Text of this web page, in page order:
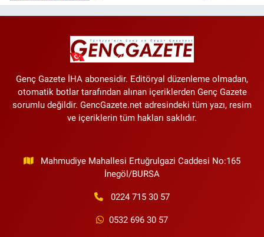
Karacabey’den izlenecek
Genç Gazete İHA abonesidir. Editöryal düzenleme olmadan,
otomatik botlar tarafından alınan içeriklerden Genç Gazete
sorumlu değildir. GencGazete.net adresindeki tüm yazı, resim
ve içeriklerin tüm hakları saklıdır.
Mahmudiye Mahallesi Ertuğrulgazi Caddesi No:165
İnegöl/BURSA
0224 715 30 57
0532 696 30 57